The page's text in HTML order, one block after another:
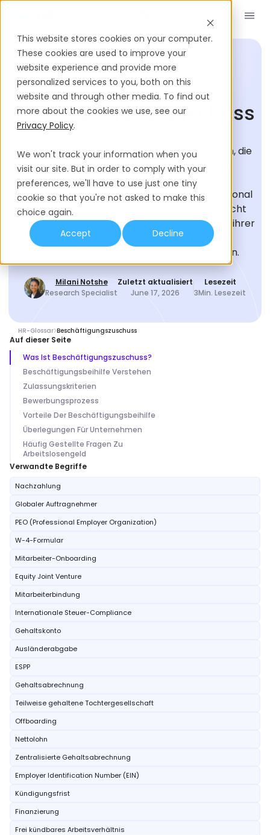
This website stores cookies on your computer.
These cookies are used to improve your
website experience and provide more
personalized services to you, both on this
website and through other media. To find out
more about the cookies we use, see our
Privacy Policy.
We won't track your information when you
visit our site. But in order to comply with your
preferences, we'll have to use just one tiny
cookie so that you're not asked to make this
choice again.
Accept
Decline
EINSTELLUNGS-GLOSSAR
Beschäftigungszuschuss
Regierungsinitiative im Vereinigten Königreich, die
darauf abzielt, Unternehmen durch eine
Verringerung ihrer Haftung für
Sozialversicherungsbeiträge (Employer's National
Insurance, NICs) zu unterstützen. Es ermöglicht
berechtigten Arbeitgebern, eine Reduzierung ihrer
NIC-Rechnung zu beantragen und so ihre
gesamten Beschäftigungskosten zu senken.
Milani Notshe
Research Specialist
Zuletzt aktualisiert
June 17, 2026
Lesezeit
3Min. Lesezeit
HR-Glossar Beschäftigungszuschuss
Auf dieser Seite
Was Ist Beschäftigungszuschuss?
Beschäftigungsbeihilfe Verstehen
Zulassungskriterien
Bewerbungsprozess
Vorteile Der Beschäftigungsbeihilfe
Überlegungen Für Unternehmen
Häufig Gestellte Fragen Zu
Arbeitslosengeld
Verwandte Begriffe
Nachzahlung
Globaler Auftragnehmer
PEO (Professional Employer Organization)
W-4-Formular
Mitarbeiter-Onboarding
Equity Joint Venture
Mitarbeiterbindung
Internationale Steuer-Compliance
Gehaltskonto
Ausländerabgabe
ESPP
Gehaltsabrechnung
Teilweise gehaltene Tochtergesellschaft
Offboarding
Nettolohn
Zentralisierte Gehaltsabrechnung
Employer Identification Number (EIN)
Kündigungsfrist
Finanzierung
Frei kündbares Arbeitsverhältnis